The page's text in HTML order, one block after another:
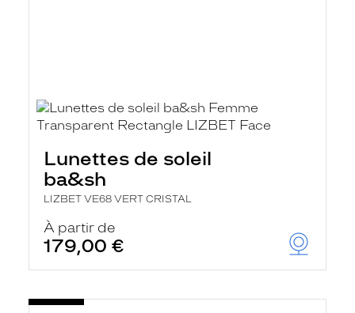
Lunettes de soleil
ba&sh
LIZBET VE68 VERT CRISTAL
À partir de
179,00 €